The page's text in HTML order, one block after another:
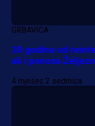
GRBAVICA
30 godina od
ali i ponosa
4 mjesec 2 sedmica